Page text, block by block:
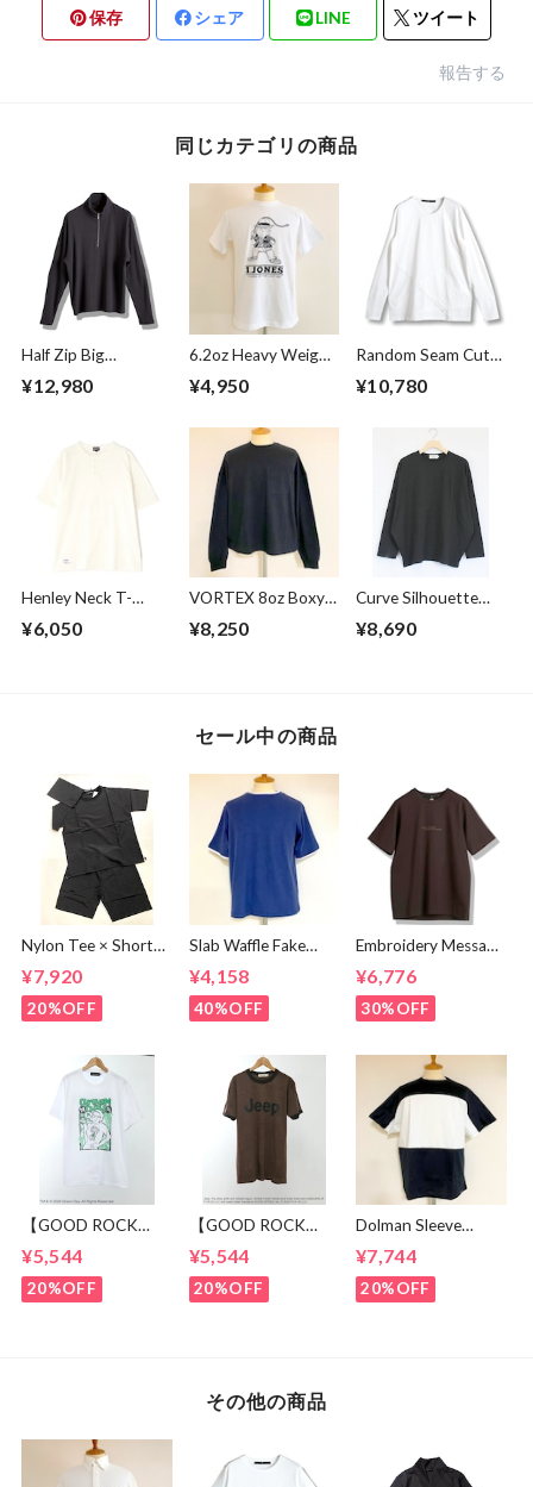
保存 シェア LINE ツイート
報告する
同じカテゴリの商品
Half Zip Big
Pullover Gray
¥12,980
6.2oz Heavy Weight
T-shirts FRP-0038
¥4,950
Random Seam Cut
Off Crew Neck L/S
T-shirts White
¥10,780
Henley Neck T-
shirts Off White
¥6,050
VORTEX 8oz Boxy
Cropped L/S Tee
with with Glasses
¥8,250
Curve Silhouette
Cut & Sewn Black
¥8,690
セール中の商品
Nylon Tee × Shorts
¥7,920
20%OFF
Slab Waffle Fake
Cut & Sewn Navy
¥4,158
40%OFF
Embroidery Message
shirts Brown
¥6,776
30%OFF
【GOOD ROCK
SPEED】 GREEN
DAY “Kerplunk!”
Front & Back
Graphic T-Shirt
¥5,544
20%OFF
【GOOD ROCK
SPEED】 Jeep®
Classic Logo Graphic
Ringer T-Shirt
Brown
¥5,544
20%OFF
Dolman Sleeve
Switch Cut &
Sewn Black /
White
¥7,744
20%OFF
その他の商品